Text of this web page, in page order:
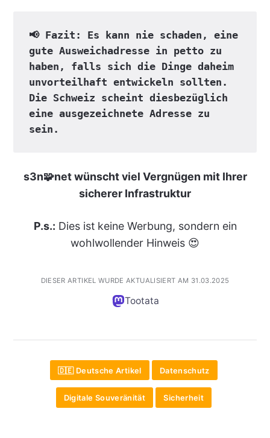
📢 Fazit: Es kann nie schaden, eine
gute Ausweichadresse in petto zu
haben, falls sich die Dinge daheim
unvorteilhaft entwickeln sollten.
Die Schweiz scheint diesbezüglich
eine ausgezeichnete Adresse zu
sein.
s3n🧩net wünscht viel Vergnügen mit Ihrer
sicherer Infrastruktur
P.s.: Dies ist keine Werbung, sondern ein
wohlwollender Hinweis 😍
DIESER ARTIKEL WURDE AKTUALISIERT AM 31.03.2025
Tootata
🇩🇪 Deutsche Artikel Datenschutz
Digitale Souveränität Sicherheit